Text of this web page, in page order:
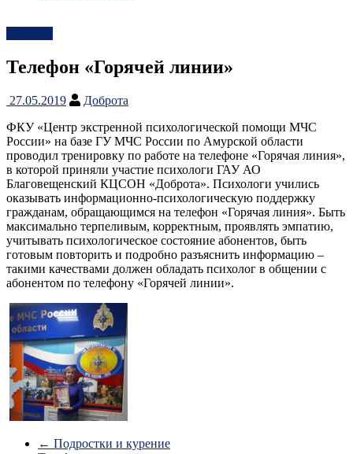
Телефон «Горячей линии»
27.05.2019
Доброта
ФКУ «Центр экстренной психологической помощи МЧС
России» на базе ГУ МЧС России по Амурской области
проводил тренировку по работе на телефоне «Горячая линия»,
в которой приняли участие психологи ГАУ АО
Благовещенский КЦСОН «Доброта». Психологи учились
оказывать информационно-психологическую поддержку
гражданам, обращающимся на телефон «Горячая линия». Быть
максимально терпеливым, корректным, проявлять эмпатию,
учитывать психологическое состояние абонентов, быть
готовым повторить и подробно разъяснить информацию –
такими качествами должен обладать психолог в общении с
абонентом по телефону «Горячей линии».
← Подростки и курение